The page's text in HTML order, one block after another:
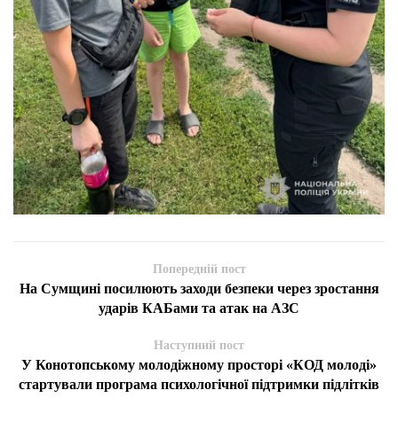
Попередній пост
На Сумщині посилюють заходи безпеки через зростання
ударів КАБами та атак на АЗС
Наступний пост
У Конотопському молодіжному просторі «КОД молоді»
стартували програма психологічної підтримки підлітків